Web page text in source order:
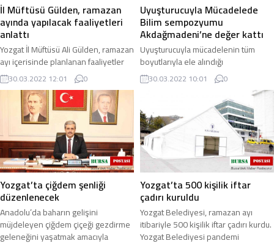
İl Müftüsü Gülden, ramazan
ayında yapılacak faaliyetleri
anlattı
Yozgat İl Müftüsü Ali Gülden, ramazan
ayı içerisinde planlanan faaliyetler
hakkında bilgilendirmelerde
bulundu. Bilal Şahin Külliyesinde
basın ...
30.03.2022 12:01 0
Uyuşturucuyla Mücadelede
Bilim sempozyumu
Akdağmadeni’ne değer kattı
Uyuşturucuyla mücadelenin tüm
boyutlarıyla ele alındığı
“Uyuşturucuyla Mücadelede Bilim”
konulu sempozyum, Akdağmadeni
30.03.2022 10:01 0
Yozgat’ta çiğdem şenliği
düzenlenecek
Anadolu’da baharın gelişini
müjdeleyen çiğdem çiçeği gezdirme
geleneğini yaşatmak amacıyla
Yozgat’ta 500 kişilik iftar
çadırı kuruldu
Yozgat Belediyesi, ramazan ayı
itibariyle 500 kişilik iftar çadırı kurdu.
Yozgat Belediyesi pandemi